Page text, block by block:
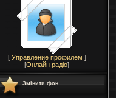
[ Управление профилем ]
[Онлайн радіо]
Змінити фон